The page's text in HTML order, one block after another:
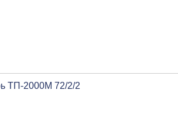
ТП-2000М 72/2/2